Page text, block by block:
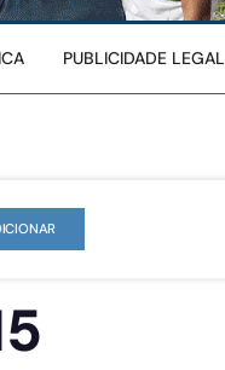
PUBLICIDADE LEGAL